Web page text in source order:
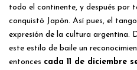
todo el continente, y después por
conquistó Japón. Así pues, el
expresión de la cultura argentina.
este estilo de baile un
entonces cada 11 de diciembre